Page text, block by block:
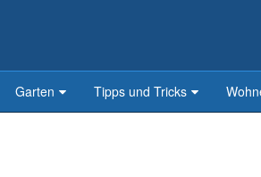
Garten Tipps und Tricks